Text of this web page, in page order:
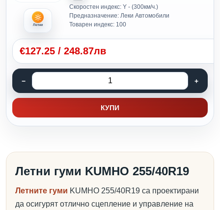
Летни
Скоростен индекс: Y - (300км/ч.)
Предназначение: Леки Автомобили
Товарен индекс: 100
€127.25 / 248.87лв
КУПИ
Летни гуми KUMHO 255/40R19
Летните гуми KUMHO 255/40R19 са проектирани
да осигурят отлично сцепление и управление на